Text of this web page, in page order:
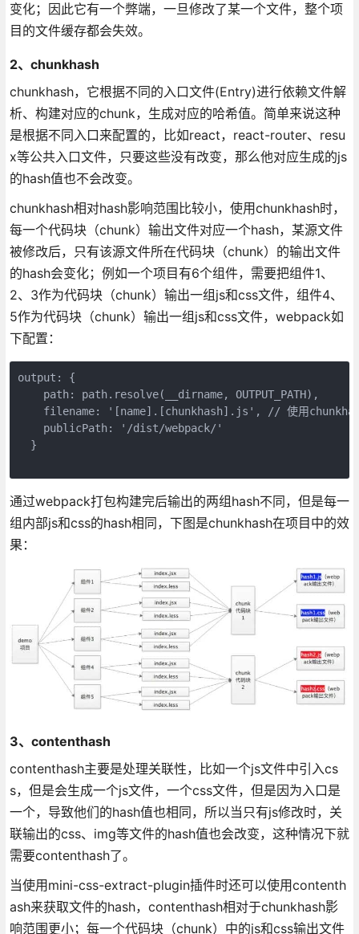
变化；因此它有一个弊端，一旦修改了某一个文件，整个项
目的文件缓存都会失效。
2、chunkhash
chunkhash，它根据不同的入口文件(Entry)进行依赖文件解
析、构建对应的chunk，生成对应的哈希值。简单来说这种
是根据不同入口来配置的，比如react，react-router、resu
x等公共入口文件，只要这些没有改变，那么他对应生成的js
的hash值也不会改变。
chunkhash相对hash影响范围比较小，使用chunkhash时，
每一个代码块（chunk）输出文件对应一个hash，某源文件
被修改后，只有该源文件所在代码块（chunk）的输出文件
的hash会变化；例如一个项目有6个组件，需要把组件1、
2、3作为代码块（chunk）输出一组js和css文件，组件4、
5作为代码块（chunk）输出一组js和css文件，webpack如
下配置：
output: {
    path: path.resolve(__dirname, OUTPUT_PATH),
filename: '[name].[chunkhash].js', // 使用
    publicPath: '/dist/webpack/'
  }
通过webpack打包构建完后输出的两组hash不同，但是每一
组内部js和css的hash相同，下图是chunkhash在项目中的效
果：
3、contenthash
contenthash主要是处理关联性，比如一个js文件中引入cs
s，但是会生成一个js文件，一个css文件，但是因为入口是
一个，导致他们的hash值也相同，所以当只有js修改时，关
联输出的css、img等文件的hash值也会改变，这种情况下就
需要contenthash了。
当使用mini-css-extract-plugin插件时还可以使用contenth
ash来获取文件的hash，contenthash相对于chunkhash影
响范围更小；每一个代码块（chunk）中的js和css输出文件